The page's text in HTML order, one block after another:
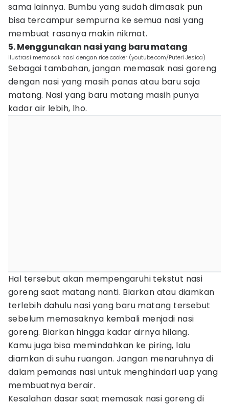
sama lainnya. Bumbu yang sudah dimasak pun
bisa tercampur sempurna ke semua nasi yang
membuat rasanya makin nikmat.
5. Menggunakan nasi yang baru matang
Ilustrasi memasak nasi dengan rice cooker (youtube.com/Puteri Jesica)
Sebagai tambahan, jangan memasak nasi goreng
dengan nasi yang masih panas atau baru saja
matang. Nasi yang baru matang masih punya
kadar air lebih, lho.
Hal tersebut akan mempengaruhi tekstut nasi
goreng saat matang nanti. Biarkan atau diamkan
terlebih dahulu nasi yang baru matang tersebut
sebelum memasaknya kembali menjadi nasi
goreng. Biarkan hingga kadar airnya hilang.
Kamu juga bisa memindahkan ke piring, lalu
diamkan di suhu ruangan. Jangan menaruhnya di
dalam pemanas nasi untuk menghindari uap yang
membuatnya berair.
Kesalahan dasar saat memasak nasi goreng di